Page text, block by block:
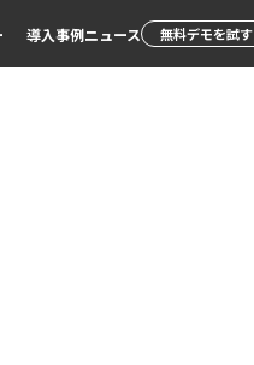
導入事例ニュース 無料デモを試す